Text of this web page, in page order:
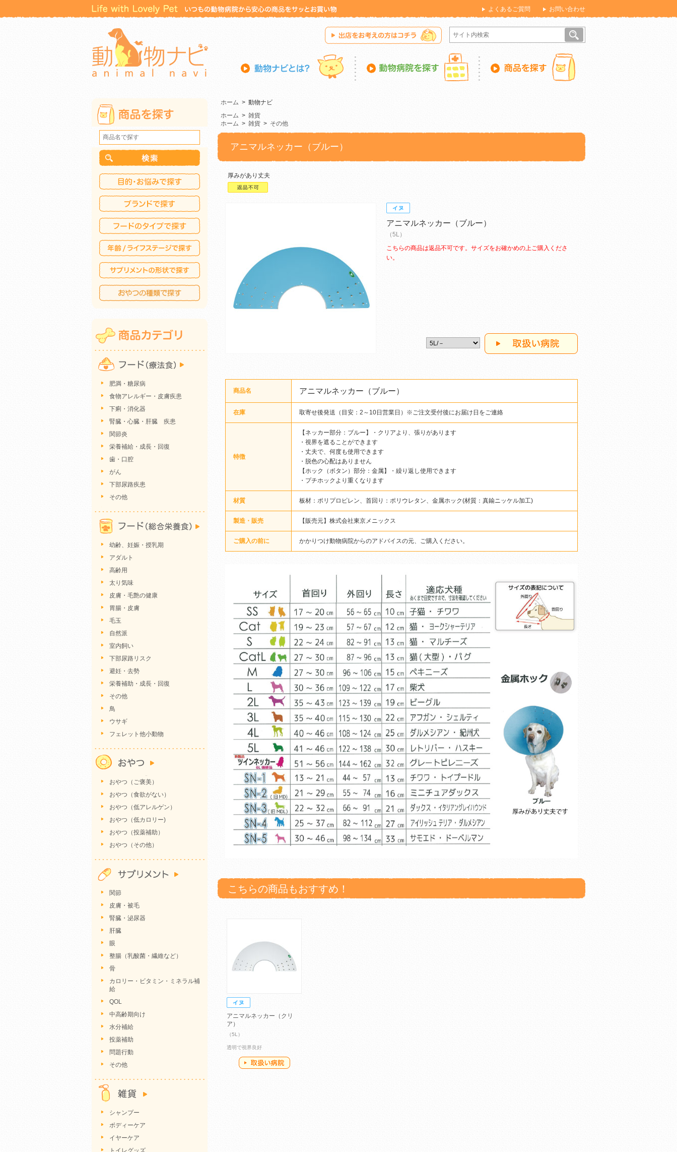
よくあるご質問 お問い合わせ
ホーム > 動物ナビ
ホーム > 雑貨
ホーム > 雑貨 > その他
アニマルネッカー（ブルー）
厚みがあり丈夫
アニマルネッカー（ブルー）
（5L）
こちらの商品は返品不可です。サイズをお確かめの上ご購入くださ
い。
商品名 アニマルネッカー（ブルー）
在庫 取寄せ後発送（目安：2～10日営業日）※ご注文受付後にお届け日をご連絡
特徴
【ネッカー部分：ブルー】・クリアより、張りがあります
・視界を遮ることができます
・丈夫で、何度も使用できます
・脱色の心配はありません
【ホック（ボタン）部分：金属】・繰り返し使用できます
・プチホックより重くなります
材質 板材：ポリプロピレン、首回り：ポリウレタン、金属ホック(材質：真鍮ニッケル加工)
製造・販売 【販売元】株式会社東京メニックス
ご購入の前に かかりつけ動物病院からのアドバイスの元、ご購入ください。
こちらの商品もおすすめ！
アニマルネッカー（クリ
ア）
（5L）
透明で視界良好
肥満・糖尿病
食物アレルギー・皮膚疾患
下痢・消化器
腎臓・心臓・肝臓 疾患
関節炎
栄養補給・成長・回復
歯・口腔
がん
下部尿路疾患
その他
幼齢、妊娠・授乳期
アダルト
高齢用
太り気味
皮膚・毛艶の健康
胃腸・皮膚
毛玉
自然派
室内飼い
下部尿路リスク
避妊・去勢
栄養補助・成長・回復
その他
鳥
ウサギ
フェレット他小動物
おやつ（ご褒美）
おやつ（食欲がない）
おやつ（低アレルゲン）
おやつ（低カロリー)
おやつ（投薬補助）
おやつ（その他）
関節
皮膚・被毛
腎臓・泌尿器
肝臓
眼
整腸（乳酸菌・繊維など）
骨
カロリー・ビタミン・ミネラル補
給
QOL
中高齢期向け
水分補給
投薬補助
問題行動
その他
シャンプー
ボディーケア
イヤーケア
トイレグッズ